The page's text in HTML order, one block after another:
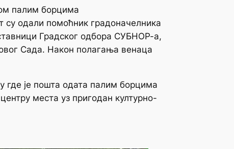
палим борцима
одали помоћник градоначелника
Градског одбора СУБНОР-а,
Сада. Након полагања венаца
где је пошта одата палим борцима
места уз пригодан културно-